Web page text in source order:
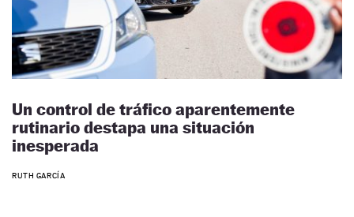
Un control de tráfico aparentemente
rutinario destapa una situación
inesperada
RUTH GARCÍA